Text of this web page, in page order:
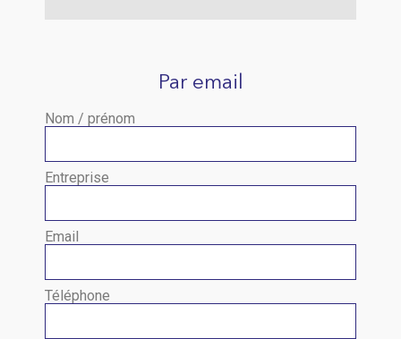
Par email
Nom / prénom
Entreprise
Email
Téléphone